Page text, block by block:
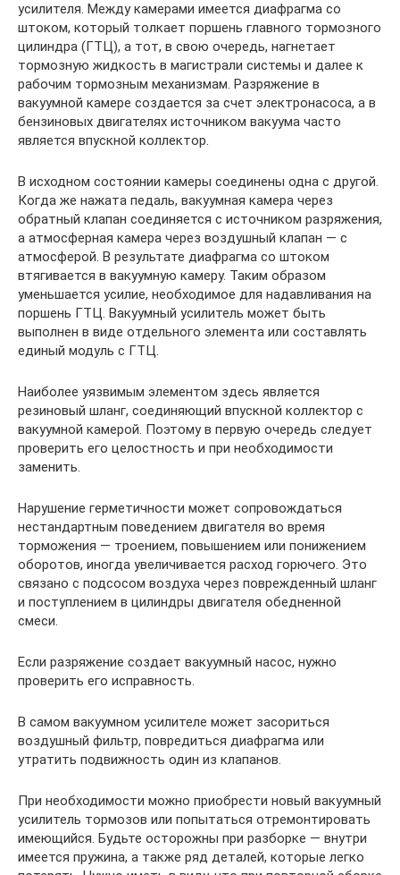
усилителя. Между камерами имеется диафрагма со
штоком, который толкает поршень главного тормозного
цилиндра (ГТЦ), а тот, в свою очередь, нагнетает
тормозную жидкость в магистрали системы и далее к
рабочим тормозным механизмам. Разряжение в
вакуумной камере создается за счет электронасоса, а в
бензиновых двигателях источником вакуума часто
является впускной коллектор.
В исходном состоянии камеры соединены одна с другой.
Когда же нажата педаль, вакуумная камера через
обратный клапан соединяется с источником разряжения,
а атмосферная камера через воздушный клапан — с
атмосферой. В результате диафрагма со штоком
втягивается в вакуумную камеру. Таким образом
уменьшается усилие, необходимое для надавливания на
поршень ГТЦ. Вакуумный усилитель может быть
выполнен в виде отдельного элемента или составлять
единый модуль с ГТЦ.
Наиболее уязвимым элементом здесь является
резиновый шланг, соединяющий впускной коллектор с
вакуумной камерой. Поэтому в первую очередь следует
проверить его целостность и при необходимости
заменить.
Нарушение герметичности может сопровождаться
нестандартным поведением двигателя во время
торможения — троением, повышением или понижением
оборотов, иногда увеличивается расход горючего. Это
связано с подсосом воздуха через поврежденный шланг
и поступлением в цилиндры двигателя обедненной
смеси.
Если разряжение создает вакуумный насос, нужно
проверить его исправность.
В самом вакуумном усилителе может засориться
воздушный фильтр, повредиться диафрагма или
утратить подвижность один из клапанов.
При необходимости можно приобрести новый вакуумный
усилитель тормозов или попытаться отремонтировать
имеющийся. Будьте осторожны при разборке — внутри
имеется пружина, а также ряд деталей, которые легко